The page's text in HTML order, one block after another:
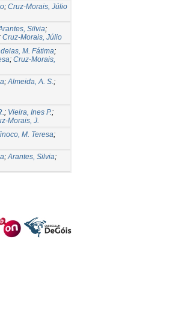
; Cruz-Morais, Júlio
Silvia;
Cruz-Morais, Júlio
M. Fátima;
; Cruz-Morais,
;Almeida, A. S.;
; Vieira, Ines P.;
Morais, J.
M. Teresa;
;Arantes, Silvia;